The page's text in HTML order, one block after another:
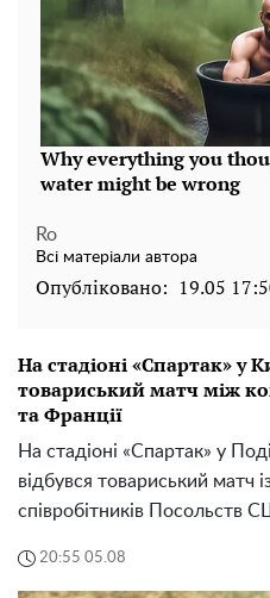
Ro
Всі матеріали автора
Опубліковано: 19.05
На стадіоні «Спартак» у
товариський матч між
та Франції
На стадіоні «Спартак» у
відбувся товариський матч
співробітників Посольств
20:55 05.08